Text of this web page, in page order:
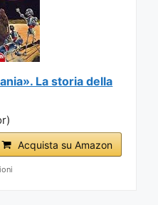
La storia della
Acquista su Amazon